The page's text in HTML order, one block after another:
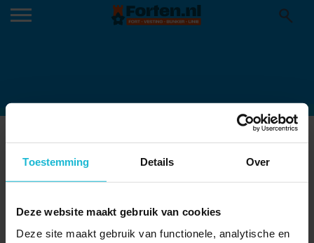
Toestemming Details Over
Deze website maakt gebruik van cookies
Deze site maakt gebruik van functionele, analytische en
POLARISATIE_UITGELICHTE-